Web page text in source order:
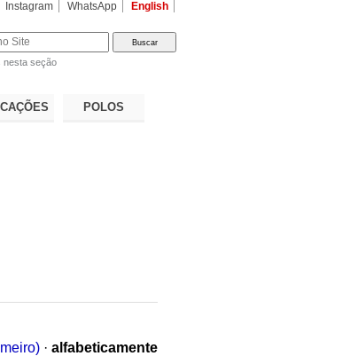
Instagram WhatsApp English
nesta seção
POLOS
· alfabeticamente